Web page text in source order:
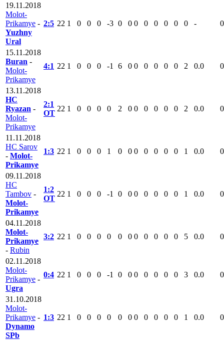
19.11.2018
Molot-
Prikamye -
Yuzhny
Ural
2:5 22 1 0 0 0 -3 0 0 0 0 0 0 0 0 - 0
15.11.2018
Buran -
Molot-
Prikamye
4:1 22 1 0 0 0 -1 6 0 0 0 0 0 0 2 0.0 0
13.11.2018
HC
Ryazan -
Molot-
Prikamye
2:1
ОТ
22 1 0 0 0 0 2 0 0 0 0 0 0 2 0.0 0
11.11.2018
HC Sarov
- Molot-
Prikamye
1:3 22 1 0 0 0 1 0 0 0 0 0 0 0 1 0.0 0
09.11.2018
HC
Tambov -
Molot-
Prikamye
1:2
ОТ
22 1 0 0 0 -1 0 0 0 0 0 0 0 1 0.0 0
04.11.2018
Molot-
Prikamye
- Rubin
3:2 22 1 0 0 0 0 0 0 0 0 0 0 0 5 0.0 0
02.11.2018
Molot-
Prikamye -
Ugra
0:4 22 1 0 0 0 -1 0 0 0 0 0 0 0 3 0.0 0
31.10.2018
Molot-
Prikamye -
Dynamo
SPb
1:3 22 1 0 0 0 0 0 0 0 0 0 0 0 1 0.0 0